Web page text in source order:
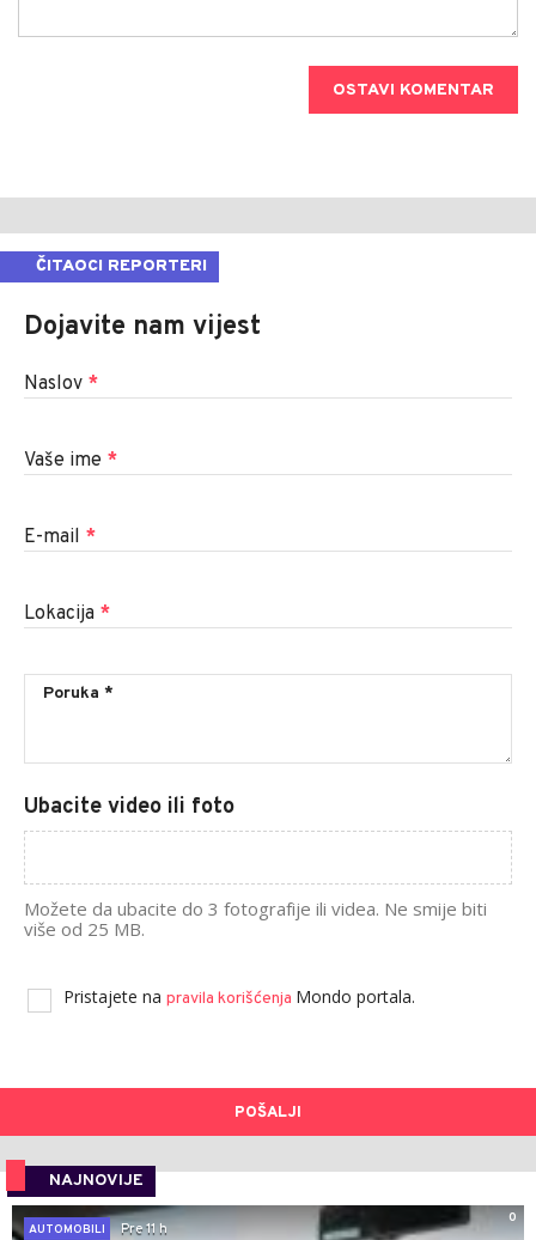
OSTAVI KOMENTAR
ČITAOCI REPORTERI
Dojavite nam vijest
Naslov *
Vaše ime *
E-mail *
Lokacija *
Ubacite video ili foto
Možete da ubacite do 3 fotografije ili videa. Ne smije biti
više od 25 MB.
Pristajete na pravila korišćenja Mondo portala.
POŠALJI
NAJNOVIJE
0
AUTOMOBILI
Pre 11 h